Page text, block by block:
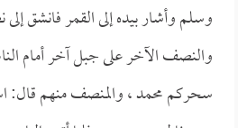
وسلم وأشار بيده إلى القمر فانشق
والنصف الآخر على جبل آخر أمام
سحركم محمد ، والمنصف منهم قال: